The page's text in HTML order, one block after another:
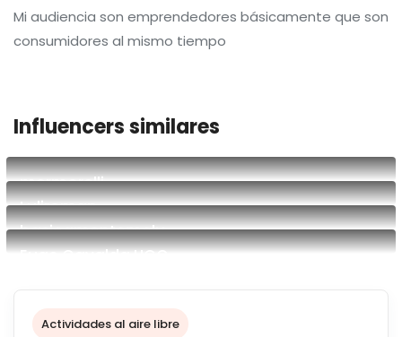
Mi audiencia son emprendedores básicamente que son
consumidores al mismo tiempo
Influencers similares
mermorelli
Blogger
Luliroman
creadora ugc
basicamentemelu
Lifestyle sin filtro | UGC
Euge Gavalda UGC
Actividades al aire libre